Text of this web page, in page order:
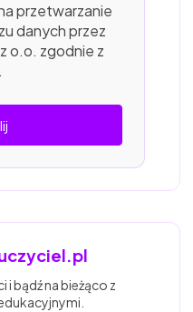
przetwarzanie
danych przez
o.o. zgodnie z
i bądź na bieżąco z